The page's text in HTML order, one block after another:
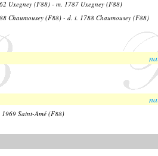
Uxegney (F88) - m. 1787 Uxegney (F88)
Chaumousey (F88) - d. i. 1788 Chaumousey (F88)
Saint-Amé (F88)